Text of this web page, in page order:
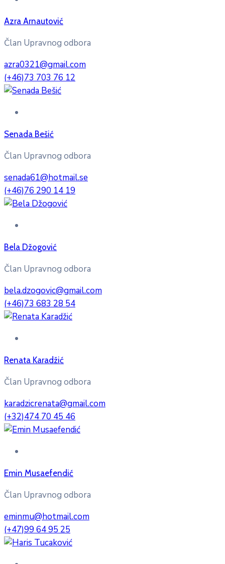
Azra Arnautović
Član Upravnog odbora
azra0321@gmail.com
(+46)73 703 76 12
Senada Bešić
Član Upravnog odbora
senada61@hotmail.se
(+46)76 290 14 19
Bela Džogović
Član Upravnog odbora
bela.dzogovic@gmail.com
(+46)73 683 28 54
Renata Karadžić
Član Upravnog odbora
karadzicrenata@gmail.com
(+32)474 70 45 46
Emin Musaefendić
Član Upravnog odbora
eminmu@hotmail.com
(+47)99 64 95 25